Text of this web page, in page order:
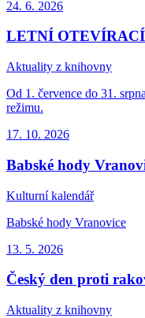
24. 6. 2026
LETNÍ
Aktuality z knihovny
Od 1. července do 31.
režimu.
17. 10. 2026
Babské hody
Kulturní kalendář
Babské hody Vranovice
13. 5. 2026
Český den proti
Aktuality z knihovny